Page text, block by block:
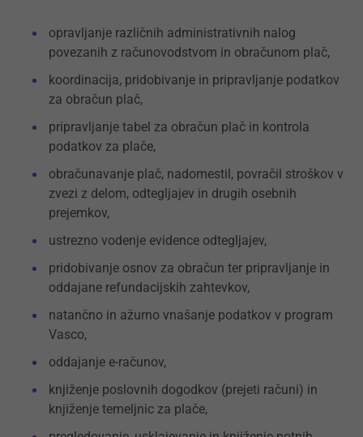
opravljanje različnih administrativnih nalog
povezanih z računovodstvom in obračunom plač,
koordinacija, pridobivanje in pripravljanje podatkov
za obračun plač,
pripravljanje tabel za obračun plač in kontrola
podatkov za plače,
obračunavanje plač, nadomestil, povračil stroškov v
zvezi z delom, odtegljajev in drugih osebnih
prejemkov,
ustrezno vodenje evidence odtegljajev,
pridobivanje osnov za obračun ter pripravljanje in
oddajane refundacijskih zahtevkov,
natančno in ažurno vnašanje podatkov v program
Vasco,
oddajanje e-računov,
knjiženje poslovnih dogodkov (prejeti računi) in
knjiženje temeljnic za plače,